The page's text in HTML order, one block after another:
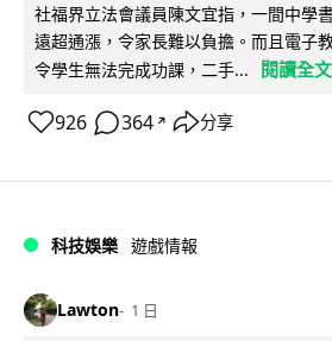
社福界立法會議員陳文宜指，一間中學
遠超通漲，令家長難以負擔。而且電子
令學生無法完成功課，二手...
閱讀全文
926 364 ↗ 分享
科技娛樂 遊戲情報
Lawton 1 日